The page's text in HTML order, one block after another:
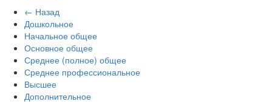
← Назад
Дошкольное
Начальное общее
Основное общее
Среднее (полное) общее
Среднее профессиональное
Высшее
Дополнительное